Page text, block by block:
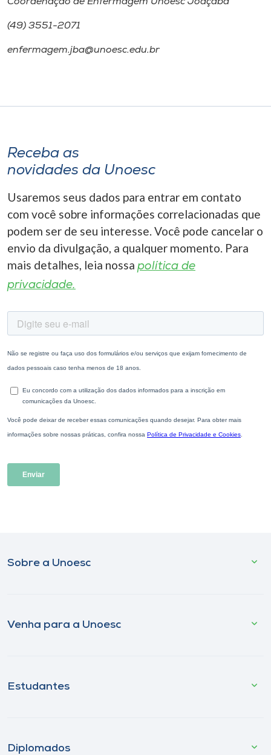
(49) 3551-2071
enfermagem.jba@unoesc.edu.br
Receba as
novidades da Unoesc
Usaremos seus dados para entrar em contato
com você sobre informações correlacionadas que
podem ser de seu interesse. Você pode cancelar o
envio da divulgação, a qualquer momento. Para
mais detalhes, leia nossa política de
privacidade.
Sobre a Unoesc
Venha para a Unoesc
Estudantes
Diplomados